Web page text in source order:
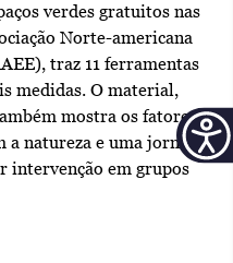
verdes gratuitos nas
Norte-americana
traz 11 ferramentas
medidas. O material,
mostra os fatores
a natureza e uma jornada
intervenção em grupos